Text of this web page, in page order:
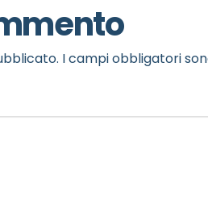
I campi obbligatori